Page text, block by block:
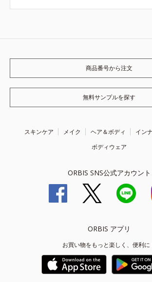
商品番号から注文
無料サンプルを探す
スキンケア メイク ヘア＆ボディ
イン
ボディウェア
ORBIS SNS公式アカウント
ORBIS アプリ
お買い物をもっと楽しく、便利に